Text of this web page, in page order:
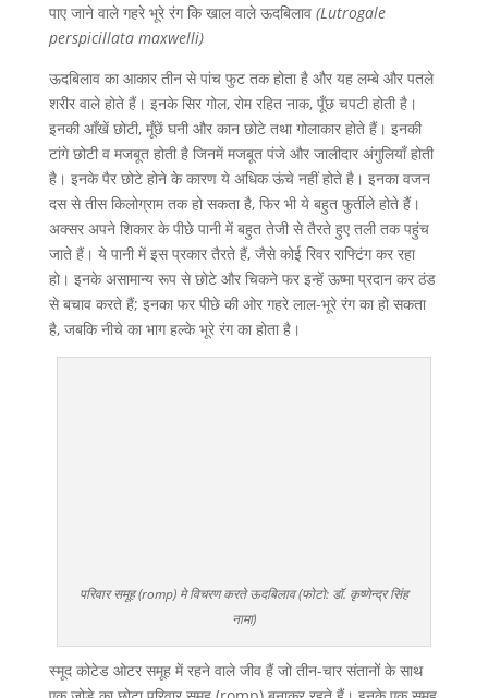
पाए जाने वाले गहरे भूरे रंग कि खाल वाले ऊदबिलाव (Lutrogale
perspicillata maxwelli)
ऊदबिलाव का आकार तीन से पांच फुट तक होता है और यह लम्बे और पतले
शरीर वाले होते हैं। इनके सिर गोल, रोम रहित नाक, पूँछ चपटी होती है।
इनकी आँखें छोटी, मूँछें घनी और कान छोटे तथा गोलाकार होते हैं। इनकी
टांगे छोटी व मजबूत होती है जिनमें मजबूत पंजे और जालीदार अंगुलियाँ होती
है। इनके पैर छोटे होने के कारण ये अधिक ऊंचे नहीं होते है। इनका वजन
दस से तीस किलोग्राम तक हो सकता है, फिर भी ये बहुत फुर्तीले होते हैं।
अक्सर अपने शिकार के पीछे पानी में बहुत तेजी से तैरते हुए तली तक पहुंच
जाते हैं। ये पानी में इस प्रकार तैरते हैं, जैसे कोई रिवर राफ्टिंग कर रहा
हो। इनके असामान्य रूप से छोटे और चिकने फर इन्हें ऊष्मा प्रदान कर ठंड
से बचाव करते हैं; इनका फर पीछे की ओर गहरे लाल-भूरे रंग का हो सकता
है, जबकि नीचे का भाग हल्के भूरे रंग का होता है।
परिवार समूह (romp) मे विचरण करते ऊदबिलाव (फोटो: डॉ. कृष्णेन्द्र सिंह
नामा)
स्मूद कोटेड ओटर समूह में रहने वाले जीव हैं जो तीन-चार संतानों के साथ